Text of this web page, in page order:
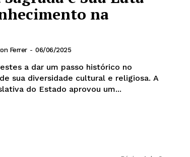
na
Ferrer - 06/06/2025
a dar um passo histórico no
sua diversidade cultural e religiosa. A
do Estado aprovou um...